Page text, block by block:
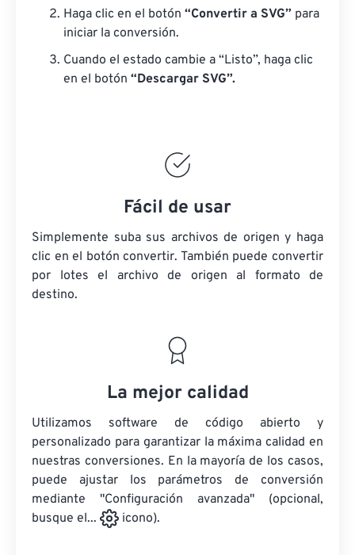
Haga clic en el botón “Convertir a SVG” para
iniciar la conversión.
Cuando el estado cambie a “Listo”, haga clic
en el botón “Descargar SVG”.
Fácil de usar
Simplemente suba sus archivos de origen y haga
clic en el botón convertir. También puede convertir
por lotes el archivo de origen al formato de
destino.
La mejor calidad
Utilizamos software de código abierto y
personalizado para garantizar la máxima calidad en
nuestras conversiones. En la mayoría de los casos,
puede ajustar los parámetros de conversión
mediante "Configuración avanzada" (opcional,
busque el...
icono).